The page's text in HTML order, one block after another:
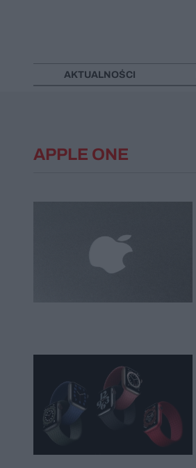
AKTUALNOŚCI
APPLE ONE